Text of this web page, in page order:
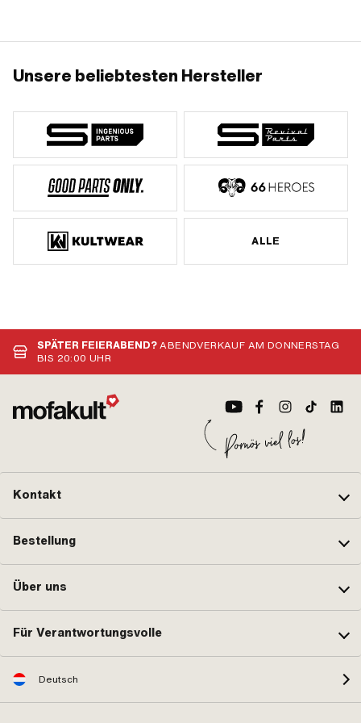
Unsere beliebtesten Hersteller
ALLE
SPÄTER FEIERABEND?ABENDVERKAUF AM DONNERSTAG
BIS 20:00 UHR
Kontakt
Bestellung
Über uns
Für Verantwortungsvolle
Deutsch